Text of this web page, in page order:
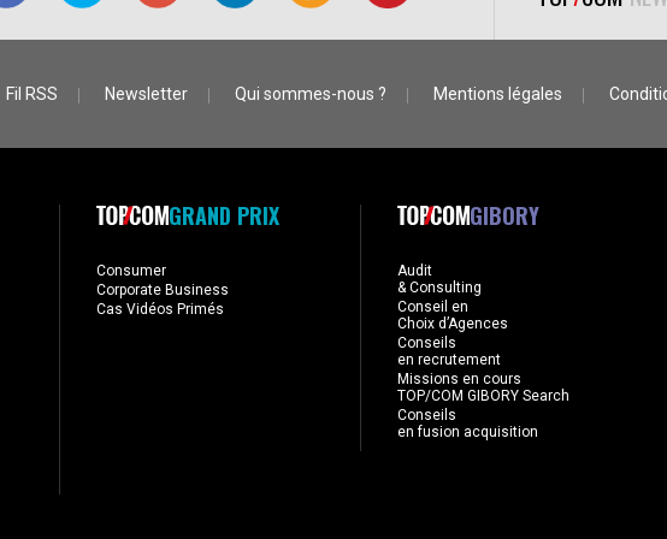
Fil RSS Newsletter Qui sommes-nous ? Mentions légales
GRAND PRIX
Consumer
Corporate Business
Cas Vidéos Primés
GIBORY
Audit
& Consulting
Conseil en
Choix d’Agences
Conseils
en recrutement
Missions en cours
TOP/COM GIBORY Search
Conseils
en fusion acquisition